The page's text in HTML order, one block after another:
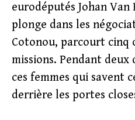
eurodéputés Johan
plonge dans les
Cotonou, parcourt cinq
missions. Pendant deux
ces femmes qui savent
derrière les portes